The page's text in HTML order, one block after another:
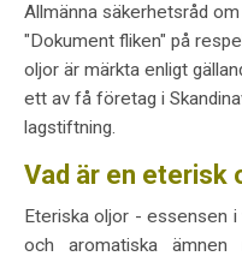
Allmänna säkerhetsråd
"Dokument fliken" på
oljor är märkta enligt
ett av få företag i
lagstiftning.
Vad är en eterisk
Eteriska oljor - essensen
och aromatiska